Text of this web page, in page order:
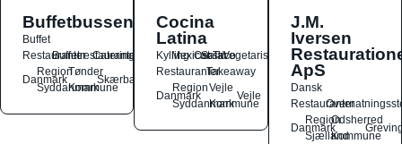
Buffetbussen
Buffet
Restauranter
Buffetrestauranter
Catering
Danmark
Region
Syddanmark
Tønder
Kommune
Skærbæk
Cocina
Latina
Kylling
Mexicansk
OstSalat
TacoVegetarisk
RestauranterTakeaway
Danmark
Region
Syddanmark
Vejle
Kommune
Vejle
J.M.
Iversen
ApS
Dansk
Restauranter
Danmark
Region
Sjælland
Odsherred
Kommune